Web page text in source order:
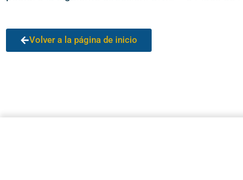
Volver a la página de inicio